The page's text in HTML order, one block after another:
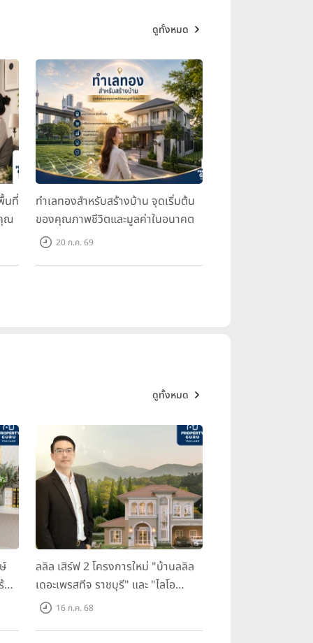
ดูทั้งหมด
นที่
ณ
ทำเลทองสำหรับสร้างบ้าน จุดเริ่มต้น
ของคุณภาพชีวิตและมูลค่าในอนาคต
20 ก.ค. 69
ดูทั้งหมด
ม
ลลิล เสิร์ฟ 2 โครงการใหม่ "บ้านลลิล
เดอะเพรสทีจ ราชบุรี" และ "ไลโอ
ราชบุรี" บ้าน และทาวน์โฮมสไตล์
16 ก.ค. 68